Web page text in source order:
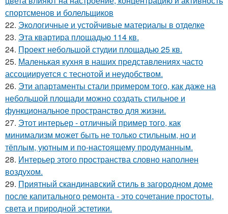
спортсменов и болельщиков
22. Экологичные и устойчивые материалы в отделке
23. Эта квартира площадью 114 кв.
24. Проект небольшой студии площадью 25 кв.
25. Маленькая кухня в наших представлениях часто
ассоциируется с теснотой и неудобством.
26. Эти апартаменты стали примером того, как даже на
небольшой площади можно создать стильное и
функциональное пространство для жизни.
27. Этот интерьер - отличный пример того, как
минимализм может быть не только стильным, но и
тёплым, уютным и по-настоящему продуманным.
28. Интерьер этого пространства словно наполнен
воздухом.
29. Приятный скандинавский стиль в загородном доме
после капитального ремонта - это сочетание простоты,
света и природной эстетики.